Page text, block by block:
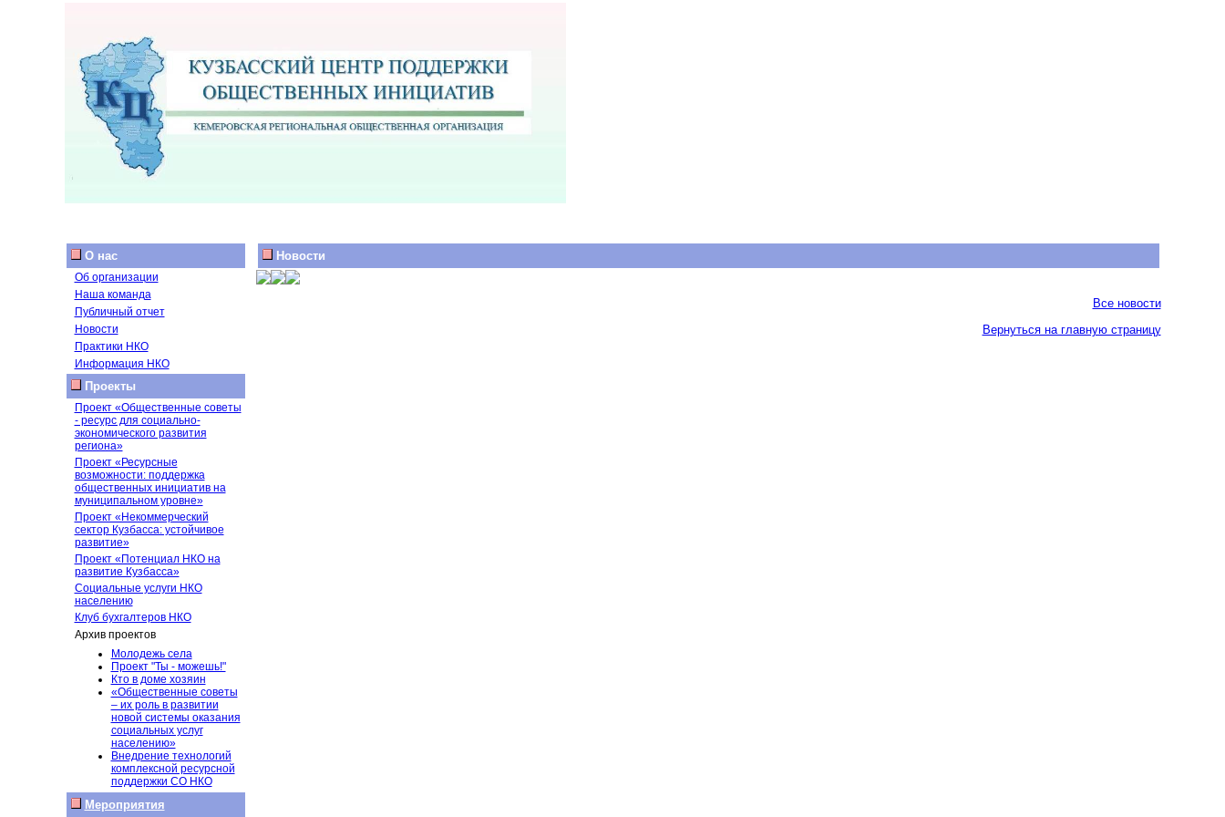
О нас
Об организации
Наша команда
Публичный отчет
Новости
Практики НКО
Информация НКО
Проекты
Проект «Общественные советы
- ресурс для социально-
экономического развития
региона»
Проект «Ресурсные
возможности: поддержка
общественных инициатив на
муниципальном уровне»
Проект «Некоммерческий
сектор Кузбасса: устойчивое
развитие»
Проект «Потенциал НКО на
развитие Кузбасса»
Социальные услуги НКО
населению
Клуб бухгалтеров НКО
Архив проектов
Молодежь села
Проект "Ты - можешь!"
Кто в доме хозяин
«Общественные советы
– их роль в развитии
новой системы оказания
социальных услуг
населению»
Внедрение технологий
комплексной ресурсной
поддержки СО НКО
Мероприятия
Новости
Все новости
Вернуться на главную страницу